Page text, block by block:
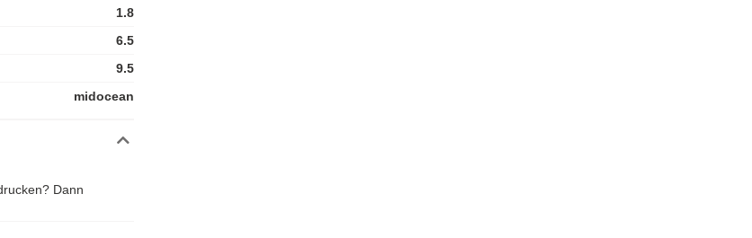
1.8
6.5
9.5
midocean
Dann